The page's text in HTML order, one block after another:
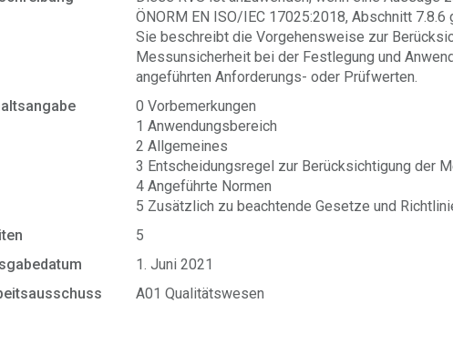
ÖNORM EN ISO/IEC 17025:2018, Abschnitt 7.8.6
Sie beschreibt die Vorgehensweise zur
Messunsicherheit bei der Festlegung und
angeführten Anforderungs- oder Prüfwerten.
0 Vorbemerkungen
1 Anwendungsbereich
2 Allgemeines
3 Entscheidungsregel zur Berücksichtigung der
4 Angeführte Normen
5 Zusätzlich zu beachtende Gesetze und
5
1. Juni 2021
A01 Qualitätswesen